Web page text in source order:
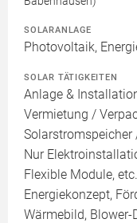
SOLARANLAGE
Photovoltaik,
SOLAR TÄTIGKEITEN
Anlage &
Vermietung /
Solarstromspeicher
Nur
Flexible Module,
Energiekonzept,
Wärmebild,